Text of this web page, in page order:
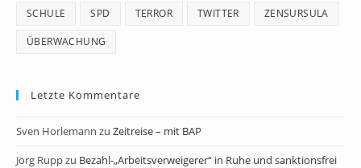
SCHULE SPD TERROR TWITTER ZENSURSULA
ÜBERWACHUNG
Letzte Kommentare
Sven Horlemann zu Zeitreise – mit BAP
Jörg Ruppzu Bezahl-„Arbeitsverweigerer“ in Ruhe und sanktionsfrei